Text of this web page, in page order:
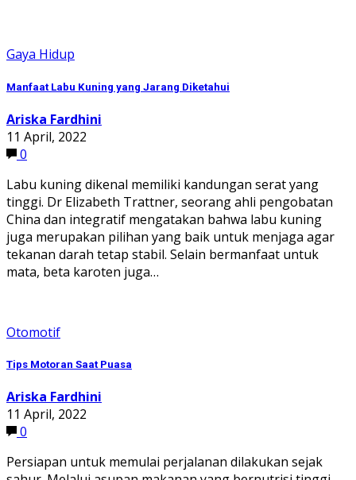
Gaya Hidup
Manfaat Labu Kuning yang Jarang Diketahui
Ariska Fardhini
11 April, 2022
0
Labu kuning dikenal memiliki kandungan serat yang
tinggi. Dr Elizabeth Trattner, seorang ahli pengobatan
China dan integratif mengatakan bahwa labu kuning
juga merupakan pilihan yang baik untuk menjaga agar
tekanan darah tetap stabil. Selain bermanfaat untuk
mata, beta karoten juga…
Otomotif
Tips Motoran Saat Puasa
Ariska Fardhini
11 April, 2022
0
Persiapan untuk memulai perjalanan dilakukan sejak